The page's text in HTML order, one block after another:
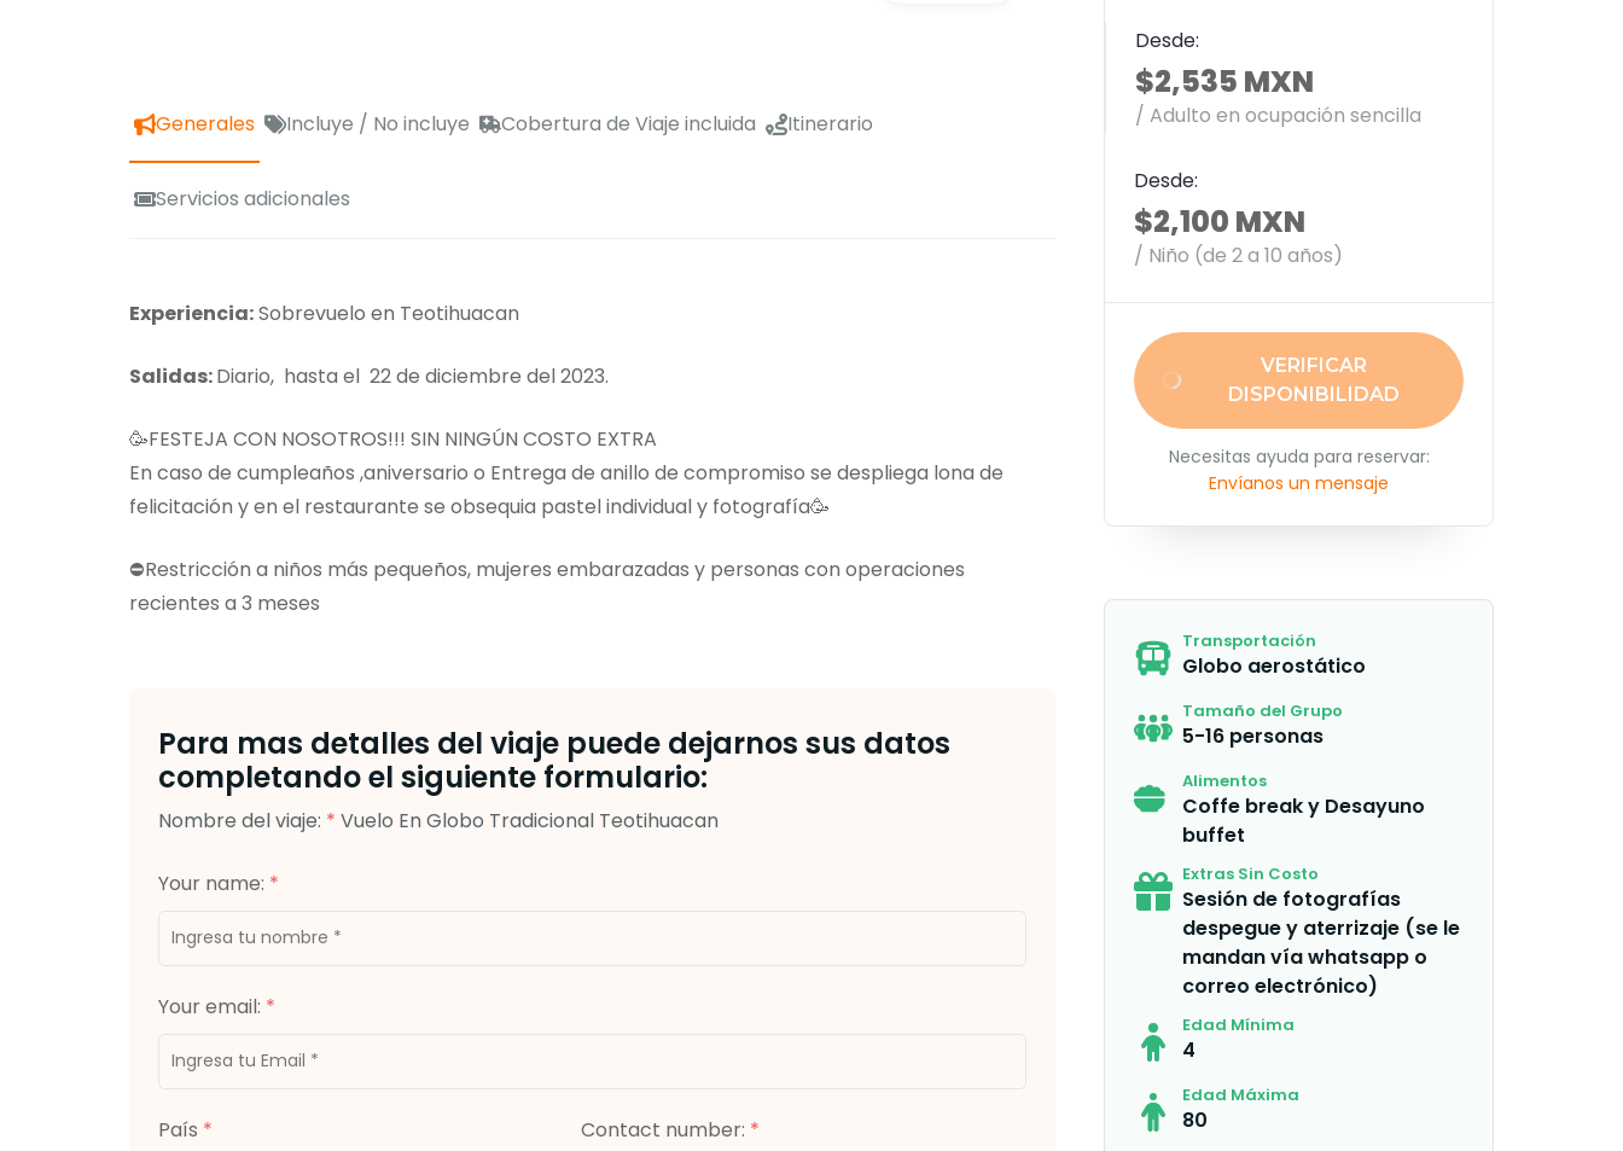
Generales Incluye / No incluye Cobertura de Viaje incluida Itinerario
Servicios adicionales
Experiencia:Sobrevuelo en Teotihuacan
Salidas:Diario, hasta el 22 de diciembre del 2023.
🥳FESTEJA CON NOSOTROS!!! SIN NINGÚN COSTO EXTRA
En caso de cumpleaños ,aniversario o Entrega de anillo de compromiso se despliega lona de
felicitación y en el restaurante se obsequia pastel individual y fotografía🥳
⛔️Restricción a niños más pequeños, mujeres embarazadas y personas con operaciones
recientes a 3 meses
Para mas detalles del viaje puede dejarnos sus datos
completando el siguiente formulario:
Nombre del viaje: * Vuelo En Globo Tradicional Teotihuacan
Your name: *
Your email: *
País * Contact number: *
Desde:
$2,535 MXN
/ Adulto en ocupación sencilla
Desde:
$2,100 MXN
/ Niño (de 2 a 10 años)
VERIFICAR
DISPONIBILIDAD
Necesitas ayuda para reservar:
Envíanos un mensaje
Transportación
Globo aerostático
Tamaño del Grupo
5-16 personas
Alimentos
Coffe break y Desayuno
buffet
Extras Sin Costo
Sesión de fotografías
despegue y aterrizaje (se le
mandan vía whatsapp o
correo electrónico)
Edad Mínima
4
Edad Máxima
80